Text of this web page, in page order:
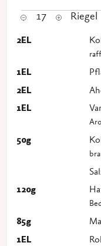
17 Riegel
2EL
1EL
2EL
1EL
50g
120g
85g
1EL